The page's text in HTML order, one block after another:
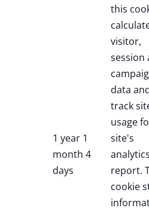
1 year 1
month 4
days
this
visitor,
session
data
track
usage
site's
report.
cookie